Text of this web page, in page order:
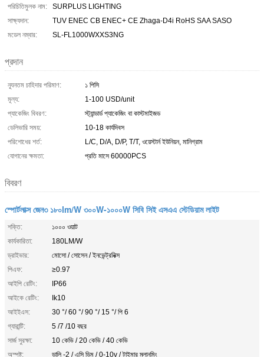
পরিচিতিমুলক নাম:
SURPLUS LIGHTING
সাক্ষ্যদান:
TUV ENEC CB ENEC+ CE Zhaga-D4i RoHS SAA SASO
মডেল নম্বার:
SL-FL1000WXXS3NG
প্রদান
ন্যূনতম চাহিদার পরিমাণ:
১ পিসি
মূল্য:
1-100 USD/unit
প্যাকেজিং বিবরণ:
স্ট্যান্ডার্ড প্যাকেজিং বা কাস্টমাইজড
ডেলিভারি সময়:
10-18 কার্যদিবস
পরিশোধের শর্ত:
L/C, D/A, D/P, T/T, ওয়েস্টার্ন ইউনিয়ন, মানিগ্রাম
যোগানের ক্ষমতা:
প্রতি মাসে 60000PCS
বিবরণ
স্পোর্টলাক্স জেন৩ ১৮০lm/W ৩০০W-১০০০W সিবি সিই এসএএ স্টেডিয়াম লাইট
শক্তি:
১০০০ ওয়াট
কার্যকারিতা:
180LM/W
ড্রাইভার:
মোসো / সোসেন / ইনভেন্ট্রনিক্স
পিএফ:
≥0.97
আইপি রেটিং:
IP66
আইকে রেটিং:
Ik10
আইইএস:
30 °/ 60 °/ 90 °/ 15 °/ পি 6
গ্যারান্টি:
5 /7 /10 বছর
সার্জ সুরক্ষা:
10 কেভি / 20 কেভি / 40 কেভি
অস্পষ্ট:
ডালি -2 / এসি ডিম / 0-10v / টাইমার ম্লানমিং